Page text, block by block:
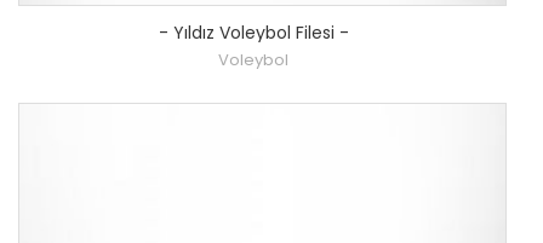
- Yıldız Voleybol Filesi -
Voleybol